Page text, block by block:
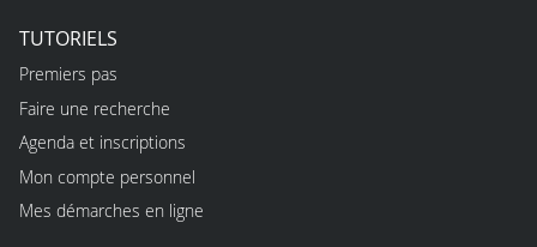
TUTORIELS
Premiers pas
Faire une recherche
Agenda et inscriptions
Mon compte personnel
Mes démarches en ligne